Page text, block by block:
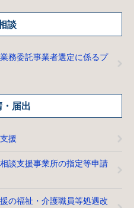
談
務委託事業者選定に係るプ
・届出
援
談支援事業所の指定等申請
の福祉・介護職員等処遇改